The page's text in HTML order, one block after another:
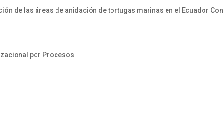
de las áreas de anidación de tortugas marinas en el Ecuador
por Procesos